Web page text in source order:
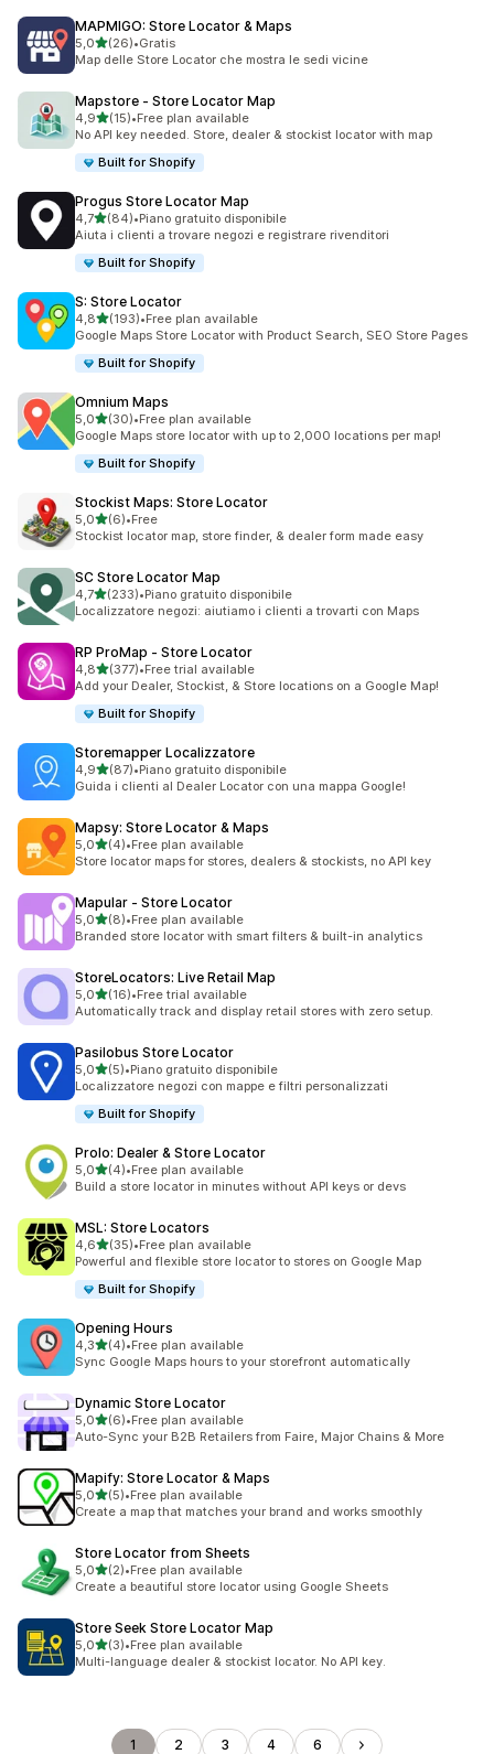
MAPMIGO: Store Locator & Maps
5,0stelle su 5
(26)
26 recensioni totali
•Gratis
Map delle Store Locator che mostra le sedi vicine
Mapstore ‑ Store Locator Map
4,9stelle su 5
(15)
15 recensioni totali
•Free plan available
No API key needed. Store, dealer & stockist locator with map
Built for Shopify
Progus Store Locator Map
4,7stelle su 5
(84)
84 recensioni totali
•Piano gratuito disponibile
Aiuta i clienti a trovare negozi e registrare rivenditori
Built for Shopify
S: Store Locator
4,8stelle su 5
(193)
193 recensioni totali
•Free plan available
Google Maps Store Locator with Product Search, SEO Store Pages
Built for Shopify
Omnium Maps
5,0stelle su 5
(30)
30 recensioni totali
•Free plan available
Google Maps store locator with up to 2,000 locations per map!
Built for Shopify
Stockist Maps: Store Locator
5,0stelle su 5
(6)
6 recensioni totali
•Free
Stockist locator map, store finder, & dealer form made easy
SC Store Locator Map
4,7stelle su 5
(233)
233 recensioni totali
•Piano gratuito disponibile
Localizzatore negozi: aiutiamo i clienti a trovarti con Maps
RP ProMap ‑ Store Locator
4,8stelle su 5
(377)
377 recensioni totali
•Free trial available
Add your Dealer, Stockist, & Store locations on a Google Map!
Built for Shopify
Storemapper Localizzatore
4,9stelle su 5
(87)
87 recensioni totali
•Piano gratuito disponibile
Guida i clienti al Dealer Locator con una mappa Google!
Mapsy: Store Locator & Maps
5,0stelle su 5
(4)
4 recensioni totali
•Free plan available
Store locator maps for stores, dealers & stockists, no API key
Mapular ‑ Store Locator
5,0stelle su 5
(8)
8 recensioni totali
•Free plan available
Branded store locator with smart filters & built-in analytics
StoreLocators: Live Retail Map
5,0stelle su 5
(16)
16 recensioni totali
•Free trial available
Automatically track and display retail stores with zero setup.
Pasilobus Store Locator
5,0stelle su 5
(5)
5 recensioni totali
•Piano gratuito disponibile
Localizzatore negozi con mappe e filtri personalizzati
Built for Shopify
Prolo: Dealer & Store Locator
5,0stelle su 5
(4)
4 recensioni totali
•Free plan available
Build a store locator in minutes without API keys or devs
MSL: Store Locators
4,6stelle su 5
(35)
35 recensioni totali
•Free plan available
Powerful and flexible store locator to stores on Google Map
Built for Shopify
Opening Hours
4,3stelle su 5
(4)
4 recensioni totali
•Free plan available
Sync Google Maps hours to your storefront automatically
Dynamic Store Locator
5,0stelle su 5
(6)
6 recensioni totali
•Free plan available
Auto-Sync your B2B Retailers from Faire, Major Chains & More
Mapify: Store Locator & Maps
5,0stelle su 5
(5)
5 recensioni totali
•Free plan available
Create a map that matches your brand and works smoothly
Store Locator from Sheets
5,0stelle su 5
(2)
2 recensioni totali
•Free plan available
Create a beautiful store locator using Google Sheets
Store Seek Store Locator Map
5,0stelle su 5
(3)
3 recensioni totali
•Free plan available
Multi-language dealer & stockist locator. No API key.
1 2 3 4 6